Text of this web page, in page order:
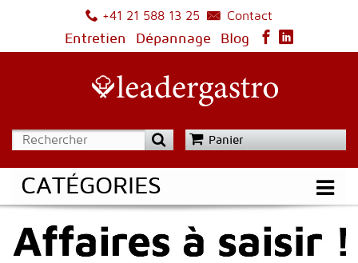
+41 21 588 13 25
Contact
Entretien
Dépannage Blog
Panier
CATÉGORIES